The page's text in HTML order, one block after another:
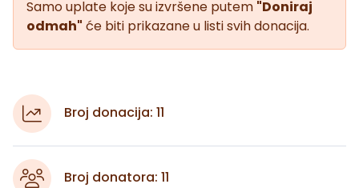
Samo uplate koje su izvršene putem "Doniraj
odmah" će biti prikazane u listi svih donacija.
Broj donacija: 11
Broj donatora: 11